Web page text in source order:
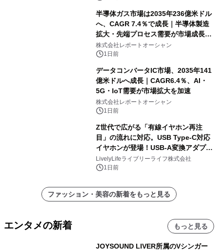
半導体ガス市場は2035年236億米ドル
へ、CAGR 7.4％で成長｜半導体製造
拡大・先端プロセス需要が市場成長を
加速
株式会社レポートオーシャン
1日前
データコンバータIC市場、2035年141
億米ドルへ成長｜CAGR6.4％、AI・
5G・IoT需要が市場拡大を加速
株式会社レポートオーシャン
1日前
Z世代で広がる「有線イヤホン再注
目」の流れに対応。USB Type-C対応
イヤホンが登場！USB-A変換アダプタ
ー付きでスマホからパソコンまで幅広
く活用可能
LivelyLifeライブリーライフ株式会社
1日前
ファッション・美容の新着をもっと見る
エンタメの新着 もっと見る
JOYSOUND LIVER所属のVシンガー